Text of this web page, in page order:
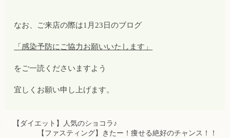
なお、ご来店の際は1月23日のブログ
「感染予防にご協力お願いいたします」
をご一読くださいますよう
宜しくお願い申し上げます。
【ダイエット】人気のショコラ♪
【ファスティング】きたー！痩せる絶好のチャンス！！